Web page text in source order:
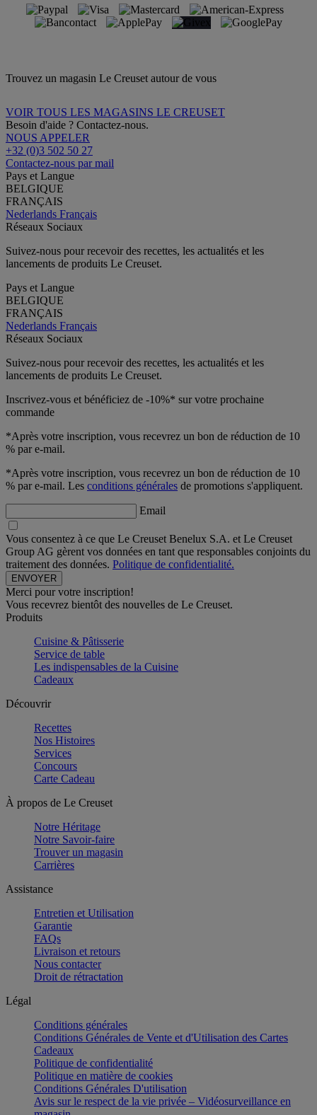
Trouvez un magasin Le Creuset autour de vous
VOIR TOUS LES MAGASINS LE CREUSET
Besoin d'aide ? Contactez-nous.
NOUS APPELER
+32 (0)3 502 50 27
Contactez-nous par mail
Pays et Langue
BELGIQUE
FRANÇAIS
Nederlands Français
Réseaux Sociaux
Suivez-nous pour recevoir des recettes, les actualités et les
lancements de produits Le Creuset.
Pays et Langue
BELGIQUE
FRANÇAIS
Nederlands Français
Réseaux Sociaux
Suivez-nous pour recevoir des recettes, les actualités et les
lancements de produits Le Creuset.
Inscrivez-vous et bénéficiez de -10%* sur votre prochaine
commande
*Après votre inscription, vous recevrez un bon de réduction de 10
% par e-mail.
*Après votre inscription, vous recevrez un bon de réduction de 10
% par e-mail. Les conditions générales de promotions s'appliquent.
Email
Vous consentez à ce que Le Creuset Benelux S.A. et Le Creuset
Group AG gèrent vos données en tant que responsables conjoints du
traitement des données. Politique de confidentialité.
Merci pour votre inscription!
Vous recevrez bientôt des nouvelles de Le Creuset.
Produits
Cuisine & Pâtisserie
Service de table
Les indispensables de la Cuisine
Cadeaux
Découvrir
Recettes
Nos Histoires
Services
Concours
Carte Cadeau
À propos de Le Creuset
Notre Héritage
Notre Savoir-faire
Trouver un magasin
Carrières
Assistance
Entretien et Utilisation
Garantie
FAQs
Livraison et retours
Nous contacter
Droit de rétractation
Légal
Conditions générales
Conditions Générales de Vente et d'Utilisation des Cartes
Cadeaux
Politique de confidentialité
Politique en matière de cookies
Conditions Générales D'utilisation
Avis sur le respect de la vie privée – Vidéosurveillance en